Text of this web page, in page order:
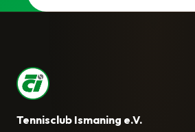
Tennisclub Ismaning e.V.